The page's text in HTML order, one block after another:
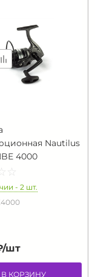
Nautilus
4000
☆ ☆
★ ★
- 2 шт.
шт
В КОРЗИНУ